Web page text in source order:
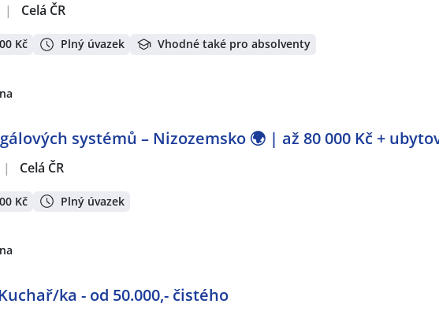
| Celá ČR
Kč Plný úvazek Vhodné také pro absolventy
systémů – Nizozemsko 🌍 | až 80 000 Kč +
| Celá ČR
Kč Plný úvazek
ka - od 50.000,- čistého